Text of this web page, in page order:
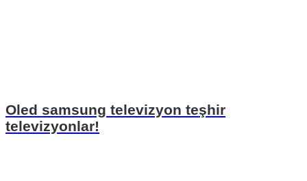
Oled samsung televizyon teşhir
televizyonlar!